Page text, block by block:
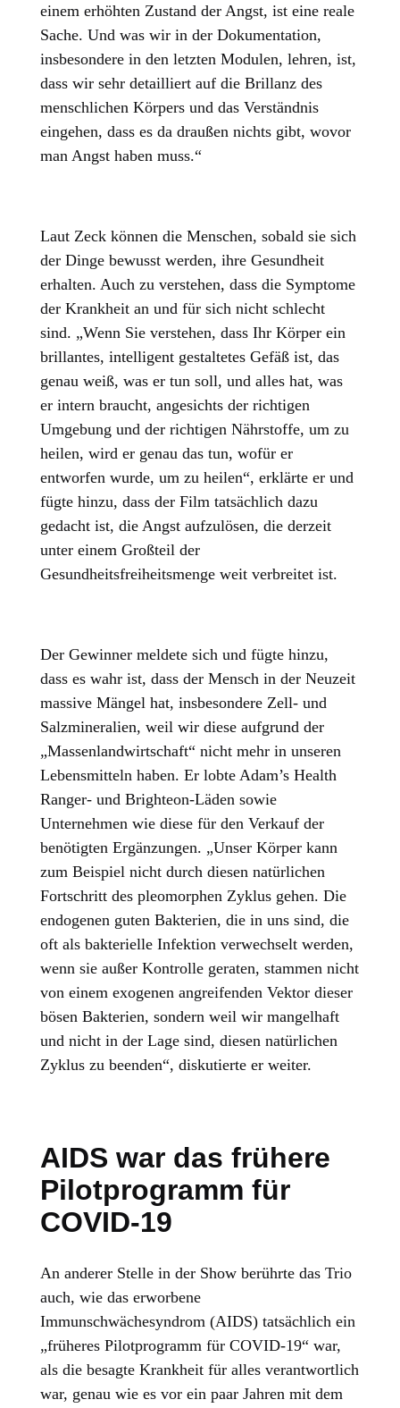
einem erhöhten Zustand der Angst, ist eine reale
Sache. Und was wir in der Dokumentation,
insbesondere in den letzten Modulen, lehren, ist,
dass wir sehr detailliert auf die Brillanz des
menschlichen Körpers und das Verständnis
eingehen, dass es da draußen nichts gibt, wovor
man Angst haben muss.“
Laut Zeck können die Menschen, sobald sie sich
der Dinge bewusst werden, ihre Gesundheit
erhalten. Auch zu verstehen, dass die Symptome
der Krankheit an und für sich nicht schlecht
sind. „Wenn Sie verstehen, dass Ihr Körper ein
brillantes, intelligent gestaltetes Gefäß ist, das
genau weiß, was er tun soll, und alles hat, was
er intern braucht, angesichts der richtigen
Umgebung und der richtigen Nährstoffe, um zu
heilen, wird er genau das tun, wofür er
entworfen wurde, um zu heilen“, erklärte er und
fügte hinzu, dass der Film tatsächlich dazu
gedacht ist, die Angst aufzulösen, die derzeit
unter einem Großteil der
Gesundheitsfreiheitsmenge weit verbreitet ist.
Der Gewinner meldete sich und fügte hinzu,
dass es wahr ist, dass der Mensch in der Neuzeit
massive Mängel hat, insbesondere Zell- und
Salzmineralien, weil wir diese aufgrund der
„Massenlandwirtschaft“ nicht mehr in unseren
Lebensmitteln haben. Er lobte Adam’s Health
Ranger- und Brighteon-Läden sowie
Unternehmen wie diese für den Verkauf der
benötigten Ergänzungen. „Unser Körper kann
zum Beispiel nicht durch diesen natürlichen
Fortschritt des pleomorphen Zyklus gehen. Die
endogenen guten Bakterien, die in uns sind, die
oft als bakterielle Infektion verwechselt werden,
wenn sie außer Kontrolle geraten, stammen nicht
von einem exogenen angreifenden Vektor dieser
bösen Bakterien, sondern weil wir mangelhaft
und nicht in der Lage sind, diesen natürlichen
Zyklus zu beenden“, diskutierte er weiter.
AIDS war das frühere
Pilotprogramm für
COVID-19
An anderer Stelle in der Show berührte das Trio
auch, wie das erworbene
Immunschwächesyndrom (AIDS) tatsächlich ein
„früheres Pilotprogramm für COVID-19“ war,
als die besagte Krankheit für alles verantwortlich
war, genau wie es vor ein paar Jahren mit dem